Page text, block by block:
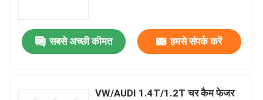
सबसे अच्छी कीमत हमसे संपर्क करें
VW/AUDI 1.4T/1.2T चर कैम फेजर